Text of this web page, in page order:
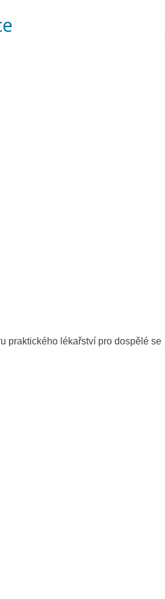
praktického lékařství pro dospělé se